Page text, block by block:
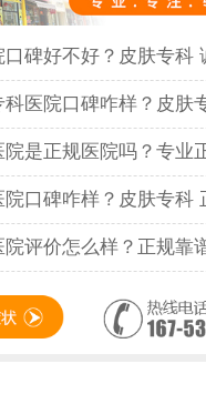
碑好不好？皮肤专科
医院口碑咋样？皮肤
是正规医院吗？专业
口碑咋样？皮肤专科
评价怎么样？正规靠